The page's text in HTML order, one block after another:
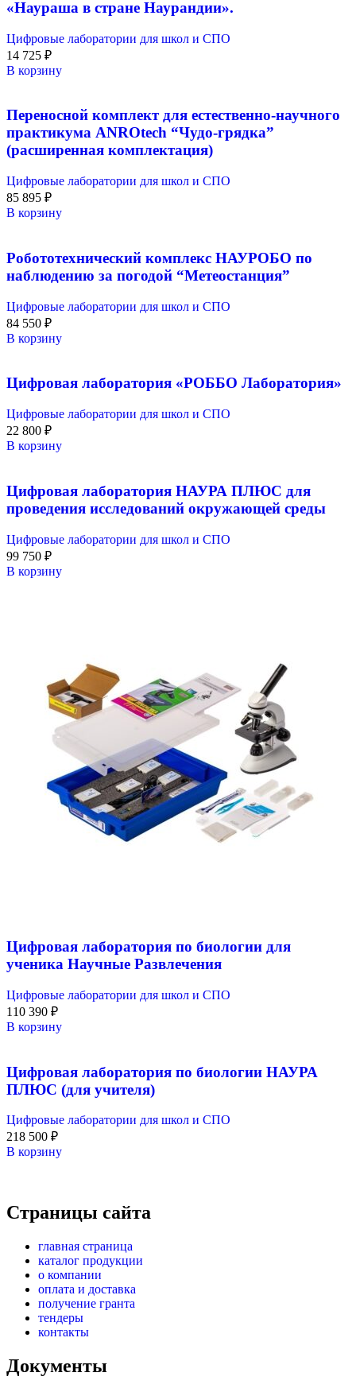
«Наураша в стране Наурандии».
Цифровые лаборатории для школ и СПО
14 725 ₽
В корзину
Переносной комплект для естественно-научного
практикума ANROtech “Чудо-грядка”
(расширенная комплектация)
Цифровые лаборатории для школ и СПО
85 895 ₽
В корзину
Робототехнический комплекс НАУРОБО по
наблюдению за погодой “Метеостанция”
Цифровые лаборатории для школ и СПО
84 550 ₽
В корзину
Цифровая лаборатория «РОББО Лаборатория»
Цифровые лаборатории для школ и СПО
22 800 ₽
В корзину
Цифровая лаборатория НАУРА ПЛЮС для
проведения исследований окружающей среды
Цифровые лаборатории для школ и СПО
99 750 ₽
В корзину
Цифровая лаборатория по биологии для
ученика Научные Развлечения
Цифровые лаборатории для школ и СПО
110 390 ₽
В корзину
Цифровая лаборатория по биологии НАУРА
ПЛЮС (для учителя)
Цифровые лаборатории для школ и СПО
218 500 ₽
В корзину
Страницы сайта
главная страница
каталог продукции
о компании
оплата и доставка
получение гранта
тендеры
контакты
Документы